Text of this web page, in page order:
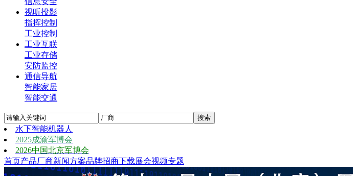
视听投影
指挥控制
工业控制
工业互联
工业存储
安防监控
通信导航
智能家居
智能交通
水下智能机器人
2025成渝军博会
2026中国北京军博会
首页产品厂商新闻方案品牌招商下载展会视频专题